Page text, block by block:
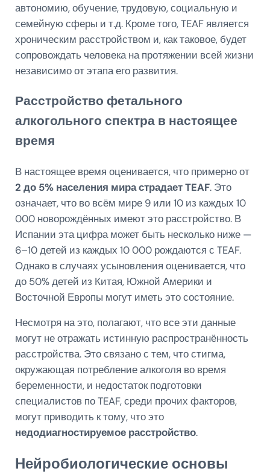
автономию, обучение, трудовую, социальную и
семейную сферы и т.д. Кроме того, TEAF является
хроническим расстройством и, как таковое, будет
сопровождать человека на протяжении всей жизни
независимо от этапа его развития.
Расстройство фетального
алкогольного спектра в настоящее
время
В настоящее время оценивается, что примерно от
2 до 5% населения мира страдает TEAF. Это
означает, что во всём мире 9 или 10 из каждых 10
000 новорождённых имеют это расстройство. В
Испании эта цифра может быть несколько ниже —
6–10 детей из каждых 10 000 рождаются с TEAF.
Однако в случаях усыновления оценивается, что
до 50% детей из Китая, Южной Америки и
Восточной Европы могут иметь это состояние.
Несмотря на это, полагают, что все эти данные
могут не отражать истинную распространённость
расстройства. Это связано с тем, что стигма,
окружающая потребление алкоголя во время
беременности, и недостаток подготовки
специалистов по TEAF, среди прочих факторов,
могут приводить к тому, что это
недодиагностируемое расстройство.
Нейробиологические основы